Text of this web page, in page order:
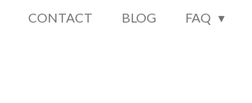
CONTACT BLOG FAQ